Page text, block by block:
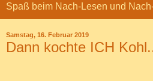
Spaß beim Nach-Lesen und
Samstag, 16. Februar 2019
Dann kochte ICH